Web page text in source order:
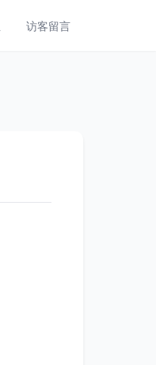
访客留言